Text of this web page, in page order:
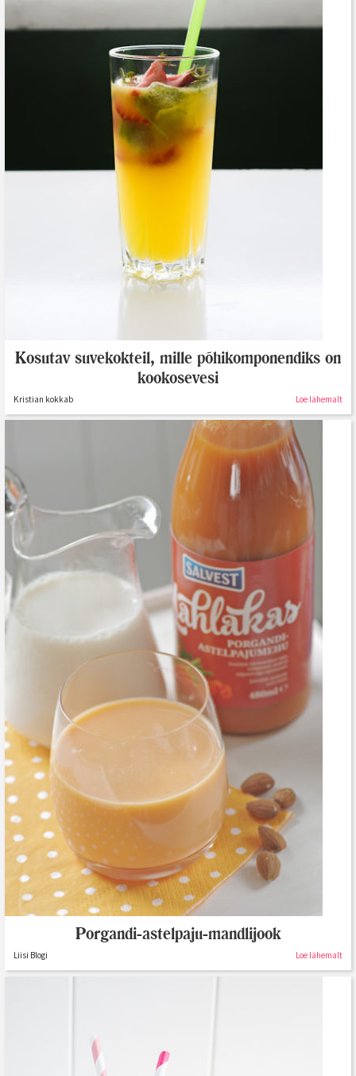
Kosutav suvekokteil, mille põhikomponendiks on
kookosevesi
Kristian kokkab Loe lähemalt
Porgandi-astelpaju-mandlijook
Liisi Blogi Loe lähemalt